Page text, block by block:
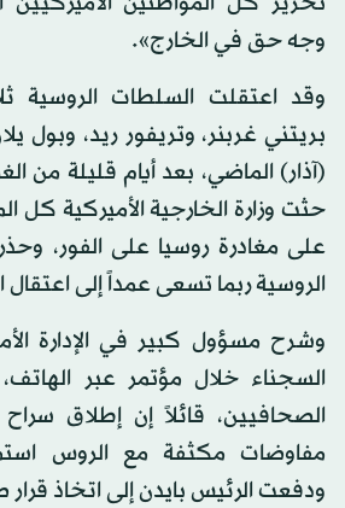
وجه حق في الخارج».
وقد اعتقلت السلطات الروسية
بريتني غربنر، وتريفور ريد، وبول
(آذار) الماضي، بعد أيام قليلة من
حثت وزارة الخارجية الأميركية كل
على مغادرة روسيا على الفور،
الروسية ربما تسعى عمداً إلى اعتقال
وشرح مسؤول كبير في الإدارة
السجناء خلال مؤتمر عبر الهاتف،
الصحافيين، قائلاً إن إطلاق
مفاوضات مكثفة مع الروس
ودفعت الرئيس بايدن إلى اتخاذ